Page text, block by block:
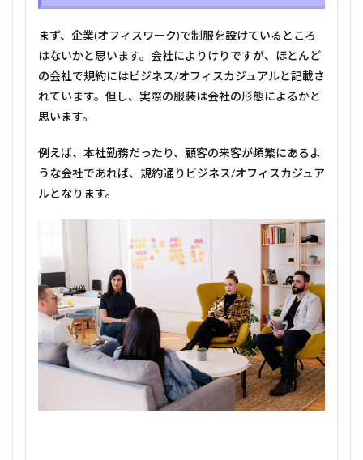
まず、企業(オフィスワーク)で制服を設けているところ
はないかと思います。会社によりけりですが、ほとんど
の会社で規約にはビジネス/オフィスカジュアルと記載さ
れています。但し、実際の服装は会社の形態によるかと
思います。
例えば、本社勤務だったり、顧客の来客が頻繁にあるよ
うな会社であれば、規約通りビジネス/オフィスカジュア
ルとなります。